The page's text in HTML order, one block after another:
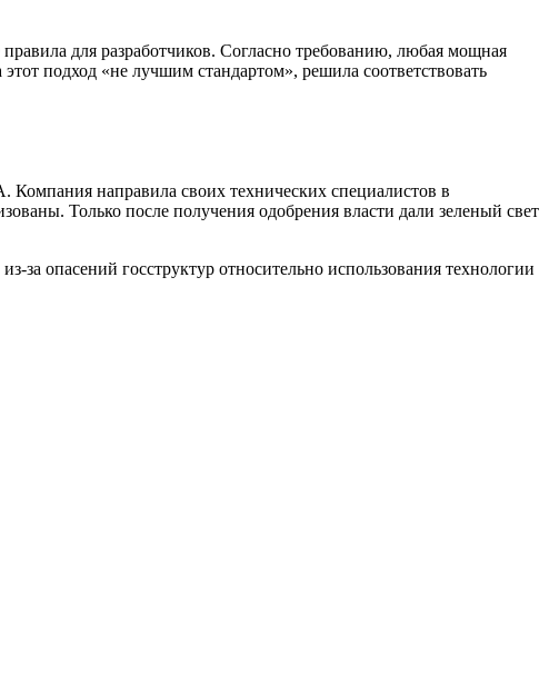
для разработчиков. Согласно требованию, любая мощная
подход «не лучшим стандартом», решила соответствовать
направила своих технических специалистов в
Только после получения одобрения власти дали зеленый свет
опасений госструктур относительно использования технологии